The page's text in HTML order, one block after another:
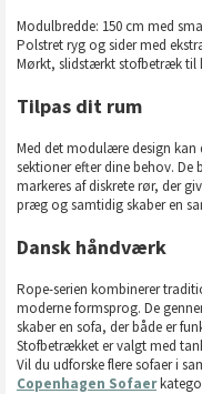
Modulbredde: 150 cm med
Polstret ryg og sider med
Mørkt, slidstærkt stofbetræk til
Tilpas dit rum
Med det modulære design
sektioner efter dine behov. De
markeres af diskrete rør, der
præg og samtidig skaber en
Dansk håndværk
Rope-serien kombinerer
moderne formsprog. De
skaber en sofa, der både er
Stofbetrækket er valgt med
Vil du udforske flere sofaer i
Copenhagen Sofaer